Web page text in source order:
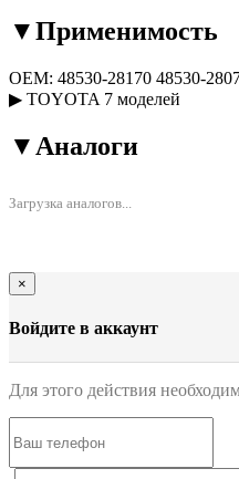
▼Применимость
OEM: 48530-28170 48530-
▶ TOYOTA 7 моделей
▼ Аналоги
Загрузка аналогов...
×
Войдите в аккаунт
Для этого действия